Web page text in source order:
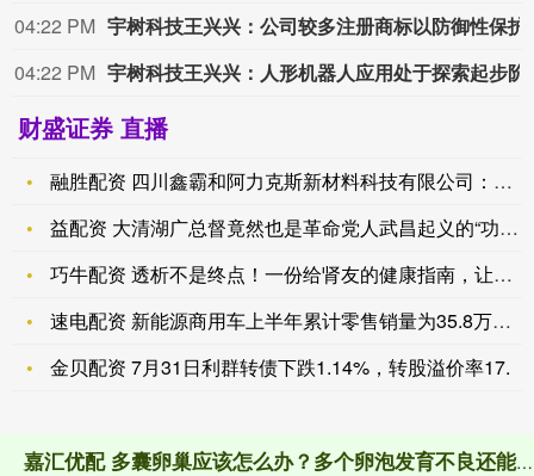
04:22 PM
04:22 PM
财盛证券 直播
融胜配资 四川鑫霸和阿力克斯新材料科技有限公司：钛铝/铝木/
益配资 大清湖广总督竟然也是革命党人武昌起义的“功臣”？
巧牛配资 透析不是终点！一份给肾友的健康指南，让生活更有质量
速电配资 新能源商用车上半年累计零售销量为35.8万辆，同比
金贝配资 7月31日利群转债下跌1.14%，转股溢价率17.
嘉汇优配 多囊卵巢应该怎么办？多个卵泡发育不良还能生娃吗_治疗_女性_生育